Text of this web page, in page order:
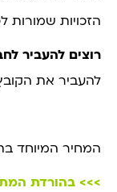
הזכויות שמורות
רוצים להעביר
להעביר את
המחיר המיוחד
>>> בהורדת